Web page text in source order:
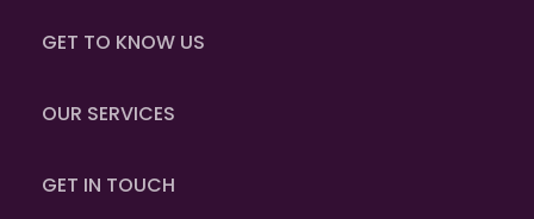
GET TO KNOW US
OUR SERVICES
GET IN TOUCH